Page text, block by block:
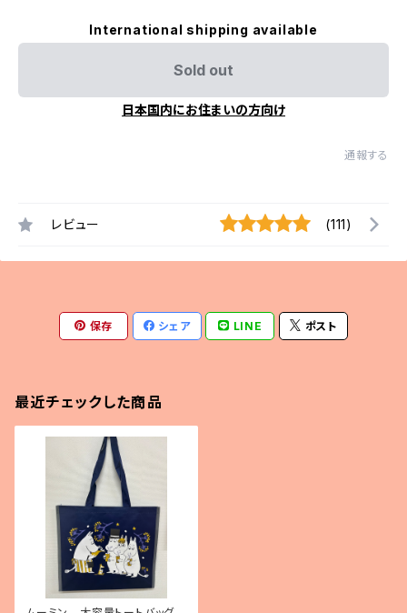
International shipping available
Sold out
日本国内にお住まいの方向け
通報する
レビュー (111)
保存 シェア LINE ポスト
最近チェックした商品